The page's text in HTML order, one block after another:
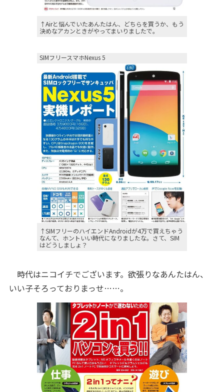
↑Airと悩んでいたあんたはん、どちらを買うか、もう
決めなアカンときがやってまいりましたで。
SIMフリースマホNexus 5
↑SIMフリーのハイエンドAndroidが4万で買えちゃう
なんて、ホントいい時代になりましたな。さて、SIM
はどうしましょ？
時代はニコイチでございます。欲張りなあんたはん、
いい子そろっておりまっせ……。